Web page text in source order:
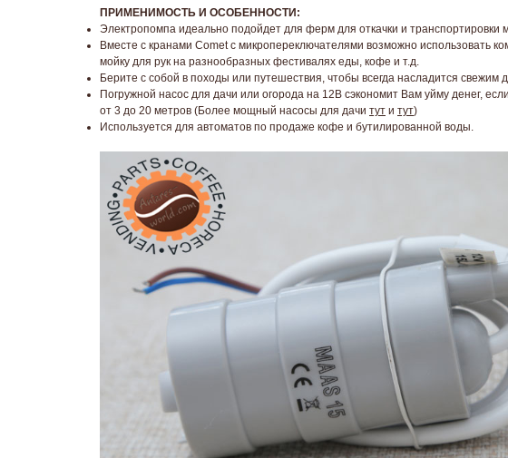
ПРИМЕНИМОСТЬ И ОСОБЕННОСТИ:
Электропомпа идеально подойдет для ферм для откачки и транспортировки
Вместе с кранами Cometс микропереключателями возможно использовать
мойку для рук на разнообразных фестивалях еды, кофе и т.д.
Берите с собой в походы или путешествия, чтобы всегда насладится
Погружной насос для дачи или огорода на 12В сэкономит Вам уйму денег,
от 3 до 20 метров (Более мощный насосы для дачи тут и тут)
Используется для автоматов по продаже кофе и бутилированной воды.